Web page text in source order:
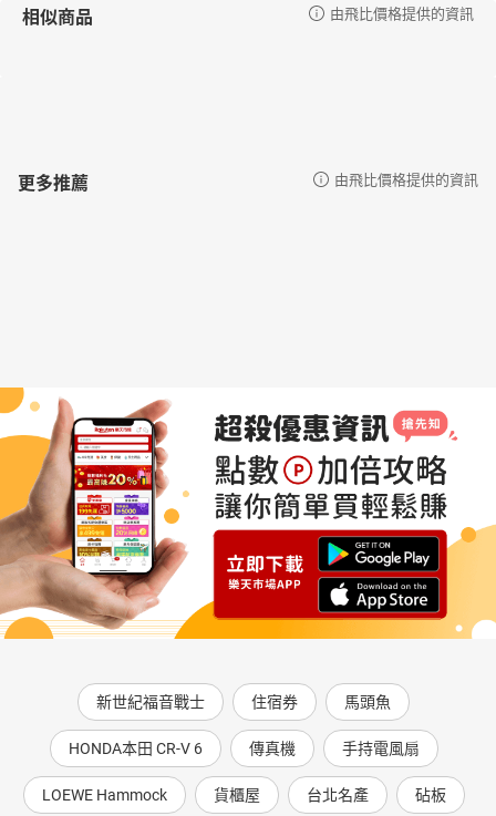
相似商品 由飛比價格提供的資訊
更多推薦 由飛比價格提供的資訊
新世紀福音戰士 住宿券 馬頭魚
HONDA本田 CR-V 6 傳真機 手持電風扇
LOEWE Hammock 貨櫃屋 台北名產 砧板